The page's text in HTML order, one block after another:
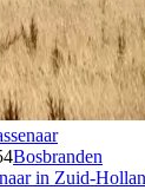
Bosbranden
in Zuid-